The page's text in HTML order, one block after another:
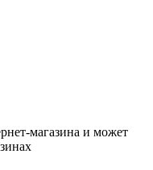
магазина и может